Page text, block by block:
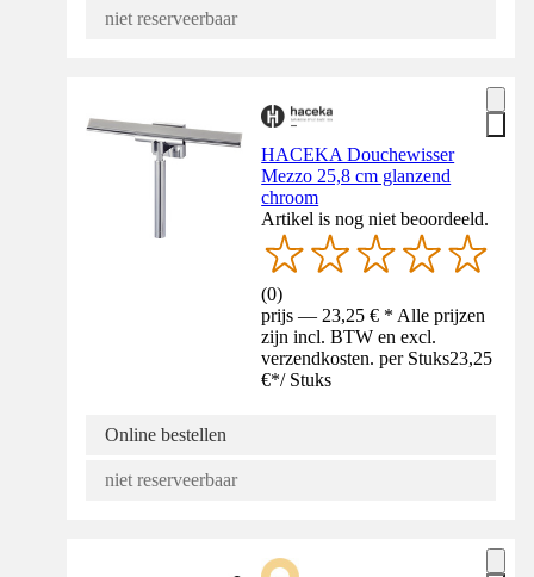
niet reserveerbaar
HACEKA Douchewisser
Mezzo 25,8 cm glanzend
chroom
Artikel is nog niet beoordeeld.
(0)
prijs — 23,25 € * Alle prijzen
zijn incl. BTW en excl.
verzendkosten. per Stuks23,25
€*/ Stuks
Online bestellen
niet reserveerbaar